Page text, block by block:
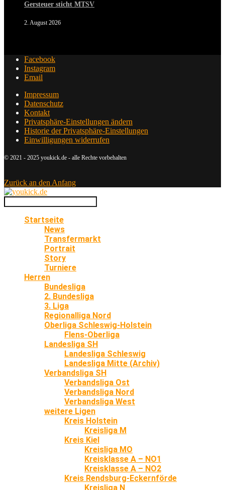
Gersteuer sticht MTSV
2. August 2026
Facebook
Instagram
Email
Impressum
Datenschutz
Kontakt
Privatsphäre-Einstellungen ändern
Historie der Privatsphäre-Einstellungen
Einwilligungen widerrufen
© 2021 - 2025 youkick.de - alle Rechte vorbehalten
Zurück an den Anfang
Startseite
News
Transfermarkt
Portrait
Story
Turniere
Herren
Bundesliga
2. Bundesliga
3. Liga
Regionalliga Nord
Oberliga Schleswig-Holstein
Flens-Oberliga
Landesliga SH
Landesliga Schleswig
Landesliga Mitte (Archiv)
Verbandsliga SH
Verbandsliga Ost
Verbandsliga Nord
Verbandsliga West
weitere Ligen
Kreis Holstein
Kreisliga M
Kreis Kiel
Kreisliga MO
Kreisklasse A – NO1
Kreisklasse A – NO2
Kreis Rendsburg-Eckernförde
Kreisliga N